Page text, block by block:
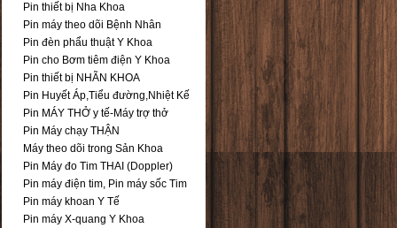
Pin thiết bị Nha Khoa
Pin máy theo dõi Bệnh Nhân
Pin đèn phẩu thuật Y Khoa
Pin cho Bơm tiêm điện Y Khoa
Pin thiết bị NHÃN KHOA
Pin Huyết Áp,Tiểu đường,Nhiệt Kế
Pin MÁY THỞ y tế-Máy trợ thở
Pin Máy chạy THẬN
Máy theo dõi trong Sản Khoa
Pin Máy đo Tim THAI (Doppler)
Pin máy điện tim, Pin máy sốc Tim
Pin máy khoan Y Tế
Pin máy X-quang Y Khoa